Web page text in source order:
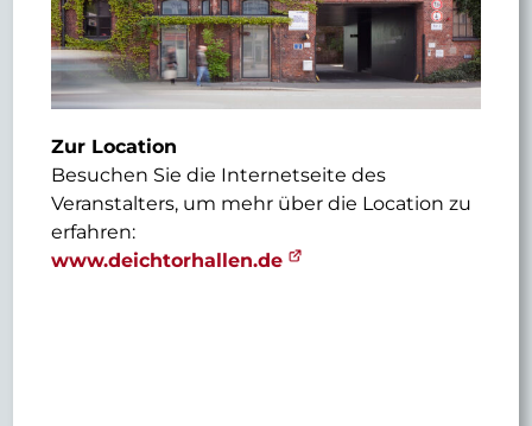
Zur Location
Besuchen Sie die Internetseite des
Veranstalters, um mehr über die Location zu
erfahren:
www.deichtorhallen.de